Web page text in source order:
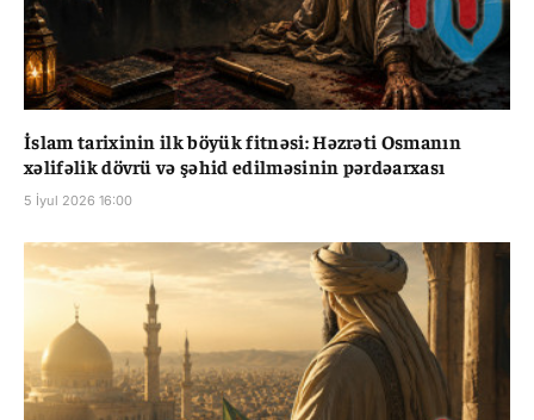
İslam tarixinin ilk böyük fitnəsi: Həzrəti Osmanın
xəlifəlik dövrü və şəhid edilməsinin pərdəarxası
5 İyul 2026 16:00